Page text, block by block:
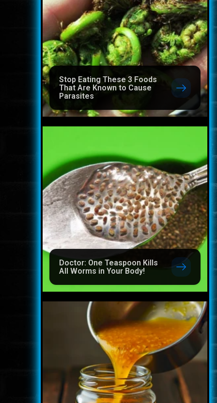
Stop Eating These 3 Foods
That Are Known to Cause
Parasites
Doctor: One Teaspoon Kills
All Worms in Your Body!